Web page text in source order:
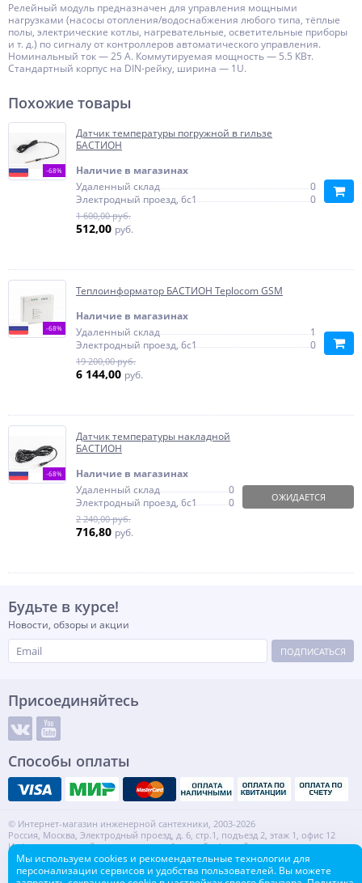
Релейный модуль предназначен для управления мощными
нагрузками (насосы отопления/водоснабжения любого типа, тёплые
полы, электрические котлы, нагревательные, осветительные приборы
и т. д.) по сигналу от контроллеров автоматического управления.
Номинальный ток — 25 А. Коммутируемая мощность — 5.5 КВт.
Стандартный корпус на DIN-рейку, ширина — 1U.
Похожие товары
-68%
Датчик температуры погружной в гильзе
БАСТИОН
Наличие в магазинах
Удаленный склад
0
Электродный проезд, 6с1
0
1 600,00 руб.
512,00 руб.
-68%
Теплоинформатор БАСТИОН Teplocom GSM
Наличие в магазинах
Удаленный склад
1
Электродный проезд, 6с1
0
19 200,00 руб.
6 144,00 руб.
-68%
Датчик температуры накладной
БАСТИОН
Наличие в магазинах
Удаленный склад
0
Электродный проезд, 6с1
0
2 240,00 руб.
716,80 руб.
ОЖИДАЕТСЯ
Будьте в курсе!
Новости, обзоры и акции
ПОДПИСАТЬСЯ
Присоединяйтесь
Способы оплаты
© Интернет-магазин инженерной сантехники, 2003-2026
Россия, Москва, Электродный проезд, д. 6, стр.1, подъезд 2, этаж 1, офис 12
Информация на сайте не является публичной офертой.
ИНН: 7720553918 КПП: 772001001
Контакты Карта сайта
Мы используем cookies и рекомендательные технологии для
персонализации сервисов и удобства пользователей. Вы можете